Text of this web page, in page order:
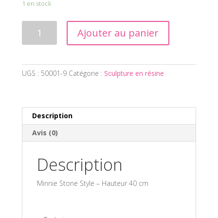
1 en stock
Style
Ajouter au panier
UGS : 50001-9 Catégorie : Sculpture en résine
Description
Avis (0)
Description
Minnie Stone Style – Hauteur 40 cm